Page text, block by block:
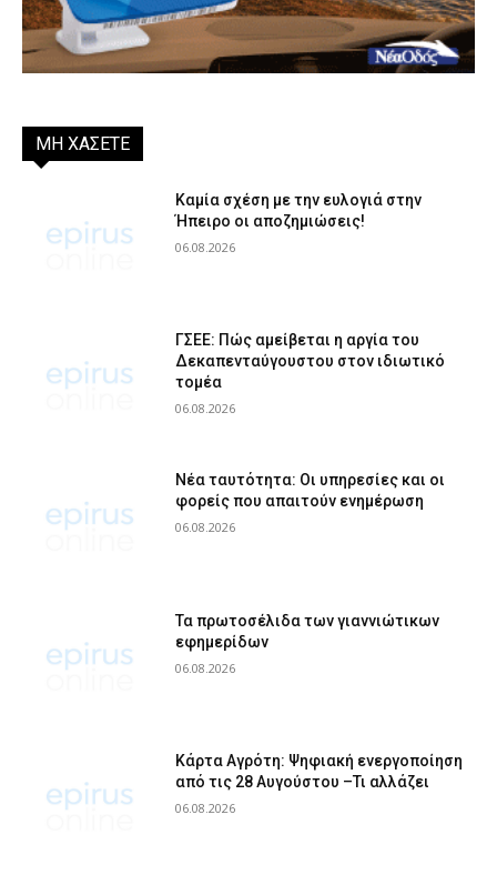
ΜΗ ΧΑΣΕΤΕ
Καμία σχέση με την ευλογιά στην
Ήπειρο οι αποζημιώσεις!
06.08.2026
ΓΣΕΕ: Πώς αμείβεται η αργία του
Δεκαπενταύγουστου στον ιδιωτικό
τομέα
06.08.2026
Νέα ταυτότητα: Οι υπηρεσίες και οι
φορείς που απαιτούν ενημέρωση
06.08.2026
Τα πρωτοσέλιδα των γιαννιώτικων
εφημερίδων
06.08.2026
Κάρτα Αγρότη: Ψηφιακή ενεργοποίηση
από τις 28 Αυγούστου –Τι αλλάζει
06.08.2026